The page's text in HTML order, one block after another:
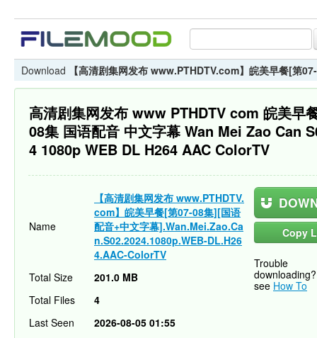
Download 【高清剧集网发布 www.PTHDTV.com】皖美早餐[第
高清剧集网发布 www PTHDTV com 皖美早
08集 国语配音 中文字幕 Wan Mei Zao Can
4 1080p WEB DL H264 AAC ColorTV
Name
【高清剧集网发布 www.PTHDTV.
com】皖美早餐[第07-08集][国语
配音+中文字幕].Wan.Mei.Zao.Ca
n.S02.2024.1080p.WEB-DL.H26
4.AAC-ColorTV
Copy
Trouble
downloading?
see How To
Total Size
201.0 MB
Total Files
4
Last Seen
2026-08-05 01:55